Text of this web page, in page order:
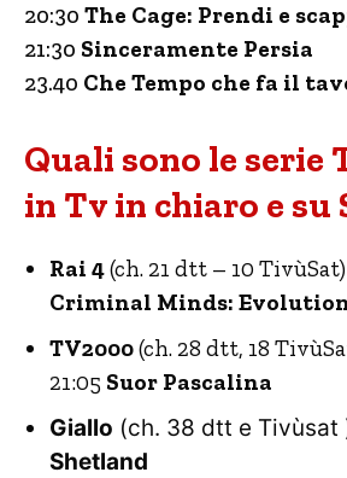
20:30 The Cage: Prendi e
21:30 Sinceramente Persia
23.40 Che Tempo che fa il
Quali sono le serie
in Tv in chiaro e su
Rai 4(ch. 21 dtt – 10
Criminal Minds: Evolution
TV2000(ch. 28 dtt, 18
21:05 Suor Pascalina
Giallo (ch. 38 dtt e Tivùsat
Shetland